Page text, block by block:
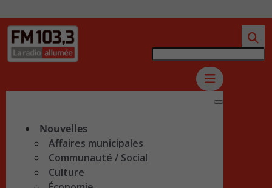
Nouvelles
Affaires municipales
Communauté / Social
Culture